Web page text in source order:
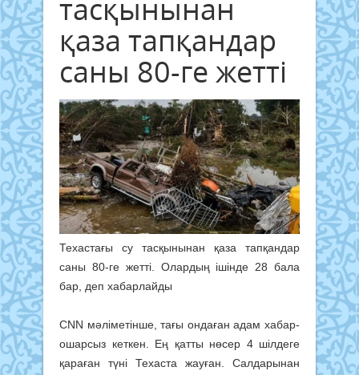
тасқынынан
қаза тапқандар
саны 80-ге жетті
Техастағы су тасқынынан қаза тапқандар
саны 80-ге жетті. Олардың ішінде 28 бала
бар, деп хабарлайды
CNN мәліметінше, тағы ондаған адам хабар-
ошарсыз кеткен. Ең қатты нөсер 4 шілдеге
қараған түні Техаста жауған. Салдарынан